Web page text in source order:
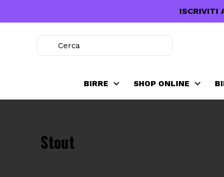
ISCRIVITI
BIRRE SHOP ONLINE
Stout